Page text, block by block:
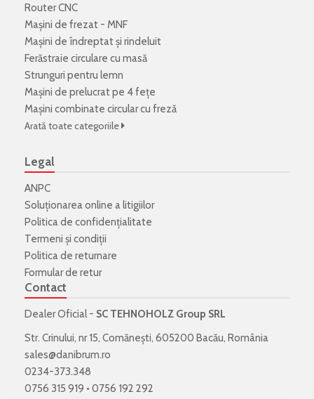
Router CNC
Mașini de frezat - MNF
Mașini de îndreptat și rindeluit
Ferăstraie circulare cu masă
Strunguri pentru lemn
Mașini de prelucrat pe 4 fețe
Mașini combinate circular cu freză
Arată toate categoriile
Legal
ANPC
Soluționarea online a litigiilor
Politica de confidenţialitate
Termeni şi condiţii
Politica de returnare
Formular de retur
Contact
Dealer Oficial - SC TEHNOHOLZ Group SRL
Str. Crinului, nr 15, Comănești, 605200 Bacău, România
sales@danibrum.ro
0234-373.348
0756 315 919 • 0756 192 292